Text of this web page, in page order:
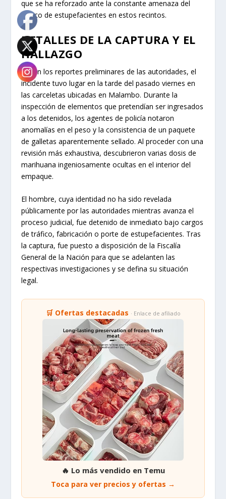
que se ha reforzado ante la constante amenaza del
tráfico de estupefacientes en estos recintos.
DETALLES DE LA CAPTURA Y EL
HALLAZGO
Según los reportes preliminares de las autoridades, el
incidente tuvo lugar en la tarde del pasado viernes en
las carceletas ubicadas en Malambo. Durante la
inspección de elementos que pretendían ser ingresados
a los detenidos, los agentes de policía notaron
anomalías en el peso y la consistencia de un paquete
de galletas aparentemente sellado. Al proceder con una
revisión más exhaustiva, descubrieron varias dosis de
marihuana ingeniosamente ocultas en el interior del
empaque.
El hombre, cuya identidad no ha sido revelada
públicamente por las autoridades mientras avanza el
proceso judicial, fue detenido de inmediato bajo cargos
de tráfico, fabricación o porte de estupefacientes. Tras
la captura, fue puesto a disposición de la Fiscalía
General de la Nación para que se adelanten las
respectivas investigaciones y se defina su situación
legal.
🛒 Ofertas destacadas · Enlace de afiliado
🔥 Lo más vendido en Temu
Toca para ver precios y ofertas →